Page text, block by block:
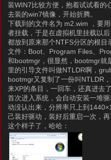
装WIN7比较方便，抱着试试看的
去装的win7镜像，开始折腾。
下载到的文件名为 m2.wim ，要
者挂载，于是在虚拟机里挂载以
都放到原来那个NTFS分区的根目
文件：Boot、Program Files、
和bootmgr，很显然，bootmgr就
里的引导文件叫做NTLDR啊，
bootmgr又复制了一份叫NTLDR
来XP的条目，一回车，还真进去了
首次进入系统，会自动安装一堆
动没认出来，分辨率只上到
己装好驱动，装好后重启一次，
这个样子了，哈哈：